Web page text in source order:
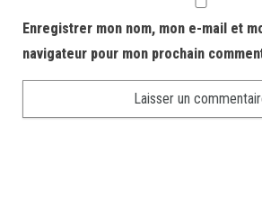
Enregistrer mon nom, mon e-mail et
navigateur pour mon prochain